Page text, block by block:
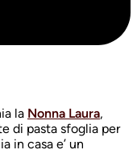
la Nonna Laura,
di pasta sfoglia per
in casa e’ un